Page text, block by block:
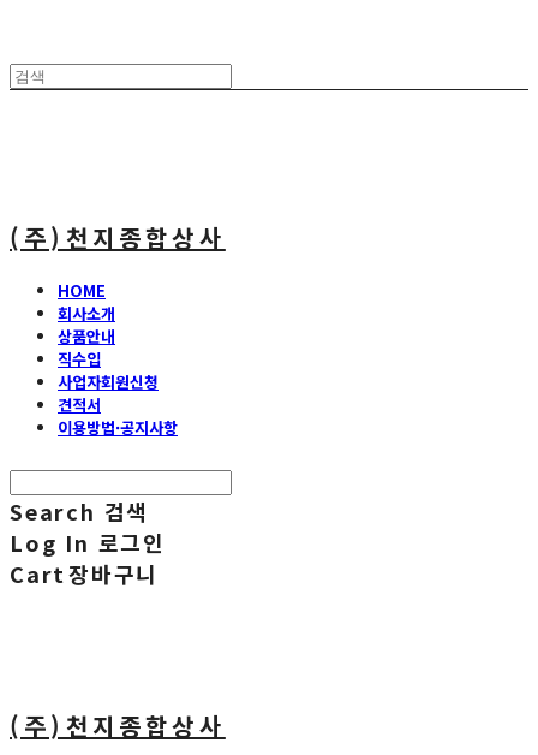
(주)천지종합상사
HOME
회사소개
상품안내
직수입
사업자회원신청
견적서
이용방법·공지사항
Search 검색
Log In 로그인
Cart장바구니
(주)천지종합상사